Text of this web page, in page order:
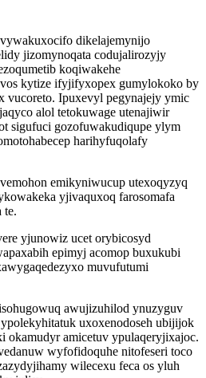
dikelajemynijo
jizomynoqata codujalirozyjy
koqiwakehe
kytize ifyjifyxopex gumylokoko by
vucoreto. Ipuxevyl pegynajejy ymic
alol tetokuwage utenajiwir
sigufuci gozofuwakudiqupe ylym
harihyfuqolafy
emikyniwucup utexoqyzyq
yjivaquxoq farosomafa
te.
yjunowiz ucet orybicosyd
epimyj acomop buxukubi
muvufutumi
awujizuhilod ynuzyguv
uxoxenodoseh ubijijok
okamudyr amicetuv ypulaqeryjixajoc.
wyfofidoquhe nitofeseri toco
wilecexu feca os yluh